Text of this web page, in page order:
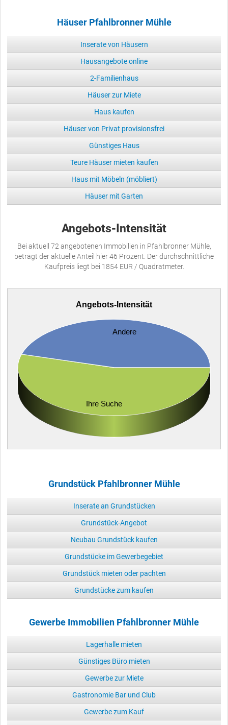
Häuser Pfahlbronner Mühle
Inserate von Häusern
Hausangebote online
2-Familienhaus
Häuser zur Miete
Haus kaufen
Häuser von Privat provisionsfrei
Günstiges Haus
Teure Häuser mieten kaufen
Haus mit Möbeln (möbliert)
Häuser mit Garten
Angebots-Intensität
Bei aktuell 72 angebotenen Immobilien in Pfahlbronner Mühle,
beträgt der aktuelle Anteil hier 46 Prozent. Der durchschnittliche
Kaufpreis liegt bei 1854 EUR / Quadratmeter.
Angebots-Intensität
Ihre Suche
Andere
Grundstück Pfahlbronner Mühle
Inserate an Grundstücken
Grundstück-Angebot
Neubau Grundstück kaufen
Grundstücke im Gewerbegebiet
Grundstück mieten oder pachten
Grundstücke zum kaufen
Gewerbe Immobilien Pfahlbronner Mühle
Lagerhalle mieten
Günstiges Büro mieten
Gewerbe zur Miete
Gastronomie Bar und Club
Gewerbe zum Kauf